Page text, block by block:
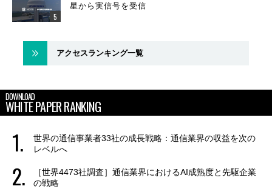
星から実信号を受信
アクセスランキング一覧
DOWNLOAD
WHITE PAPER RANKING
世界の通信事業者33社の成長戦略：通信業界の収益を次の
レベルへ
［世界4473社調査］通信業界におけるAI成熟度と先駆企業
の戦略